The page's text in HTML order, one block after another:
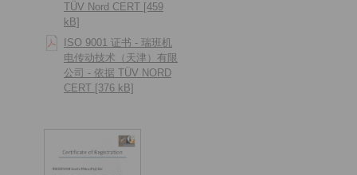
TÜV Nord CERT [459
kB]
ISO 9001 证书 - 瑞班机
电传动技术（天津）有限
公司 - 依据 TÜV NORD
CERT [376 kB]